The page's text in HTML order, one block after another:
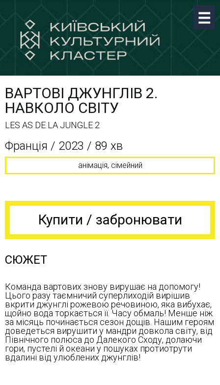
ВАРТОВІ ДЖУНГЛІВ 2.
НАВКОЛО СВІТУ
LES AS DE LA JUNGLE 2
Франція / 2023 / 89 хв
анімація, сімейний
Купити / забронювати
СЮЖЕТ
Команда вартових знову вирушає на допомогу!
Цього разу таємничий суперлиходій вирішив
вкрити джунглі рожевою речовиною, яка вибухає,
щойно вода торкається її. Часу обмаль! Менше ніж
за місяць починається сезон дощів. Нашим героям
доведеться вирушити у мандри довкола світу, від
Північного полюса до Далекого Сходу, долаючи
гори, пустелі й океани у пошуках протиотрути
вдалині від улюблених джунглів!